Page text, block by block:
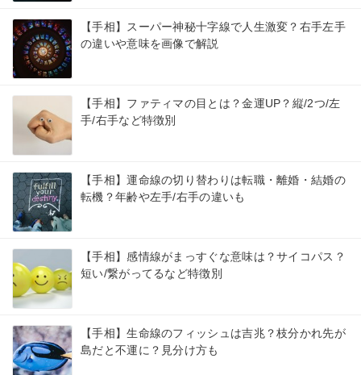
【手相】スーパー神秘十字線で人生激変？右手左手
の違いや意味を画像で解説
【手相】ファティマの目とは？金運UP？縦/2つ/左
手/右手など特徴別
【手相】運命線の切り替わりは転職・離婚・結婚の
転機？年齢や左手/右手の違いも
【手相】感情線がまっすぐな意味は？サイコパス？
短い/繋がってるなど特徴別
【手相】生命線のフィッシュは吉兆？枝分かれ先が
島だと不運に？見分け方も